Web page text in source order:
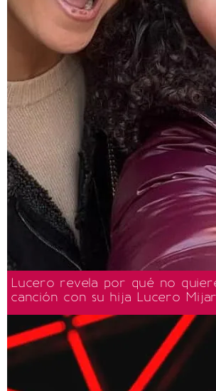
Lucero revela por qué no
canción con su hija Lucero